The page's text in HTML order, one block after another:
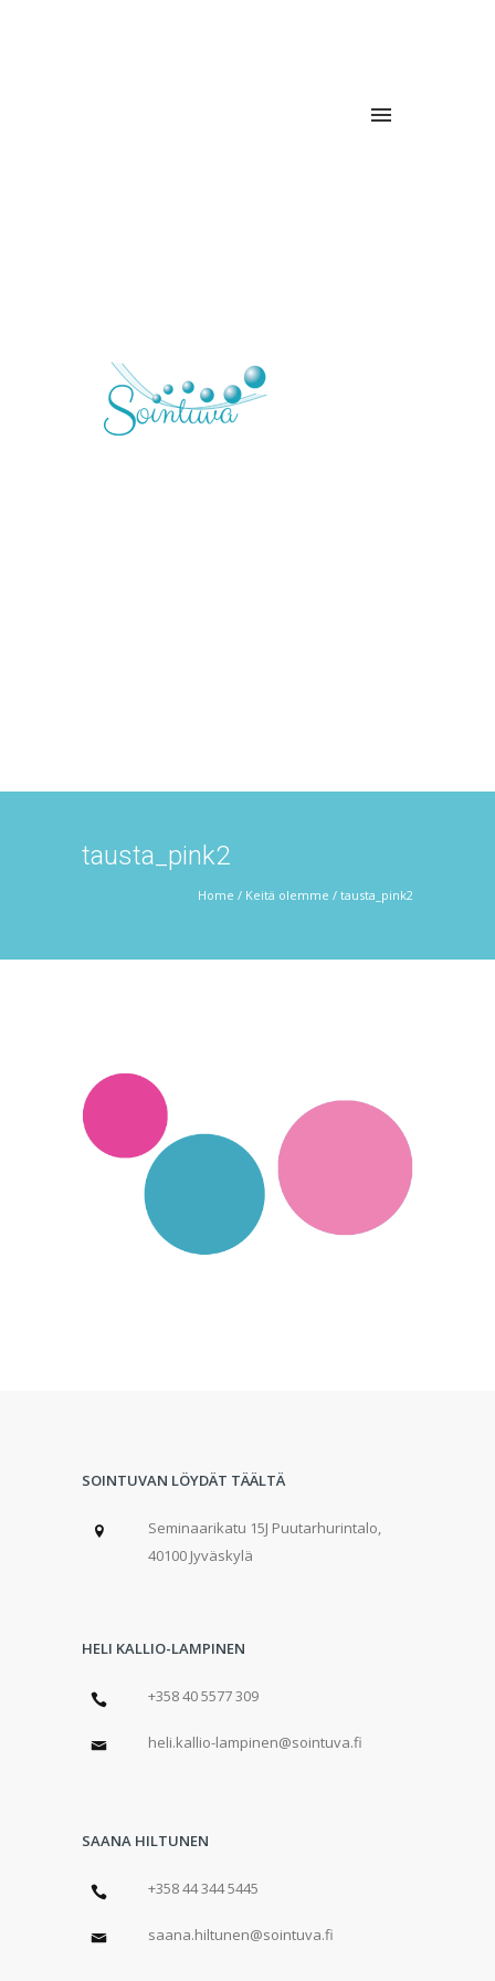
tausta_pink2
Home / Keitä olemme / tausta_pink2
SOINTUVAN LÖYDÄT TÄÄLTÄ
Seminaarikatu 15J Puutarhurintalo,
40100 Jyväskylä
HELI KALLIO-LAMPINEN
+358 40 5577 309
heli.kallio-lampinen@sointuva.fi
SAANA HILTUNEN
+358 44 344 5445
saana.hiltunen@sointuva.fi